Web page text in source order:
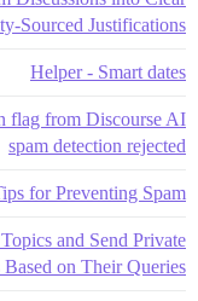
Sourced Justifications
Helper - Smart dates
flag from Discourse AI
spam detection rejected
for Preventing Spam
and Send Private
on Their Queries?